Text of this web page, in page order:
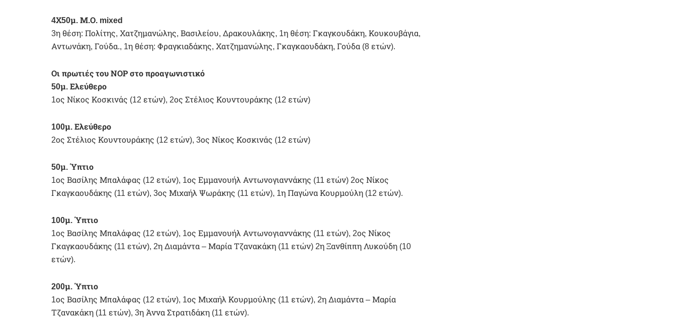
4Χ50μ. Μ.Ο. mixed
3η θέση: Πολίτης, Χατζημανώλης, Βασιλείου, Δρακουλάκης, 1η θέση: Γκαγκουδάκη, Κουκουβάγια,
Αντωνάκη, Γούδα., 1η θέση: Φραγκιαδάκης, Χατζημανώλης, Γκαγκαουδάκη, Γούδα (8 ετών).
Οι πρωτιές του ΝΟΡ στο προαγωνιστικό
50μ. Ελεύθερο
1ος Νίκος Κοσκινάς (12 ετών), 2ος Στέλιος Κουντουράκης (12 ετών)
100μ. Ελεύθερο
2ος Στέλιος Κουντουράκης (12 ετών), 3ος Νίκος Κοσκινάς (12 ετών)
50μ. Ύπτιο
1ος Βασίλης Μπαλάφας (12 ετών), 1ος Εμμανουήλ Αντωνογιαννάκης (11 ετών) 2ος Νίκος
Γκαγκαουδάκης (11 ετών), 3ος Μιχαήλ Ψωράκης (11 ετών), 1η Παγώνα Κουρμούλη (12 ετών).
100μ. Ύπτιο
1ος Βασίλης Μπαλάφας (12 ετών), 1ος Εμμανουήλ Αντωνογιαννάκης (11 ετών), 2ος Νίκος
Γκαγκαουδάκης (11 ετών), 2η Διαμάντα – Μαρία Τζανακάκη (11 ετών) 2η Ξανθίππη Λυκούδη (10
ετών).
200μ. Ύπτιο
1ος Βασίλης Μπαλάφας (12 ετών), 1ος Μιχαήλ Κουρμούλης (11 ετών), 2η Διαμάντα – Μαρία
Τζανακάκη (11 ετών), 3η Άννα Στρατιδάκη (11 ετών).